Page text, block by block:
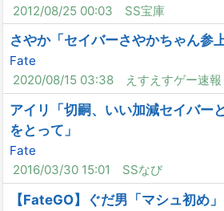
2012/08/25 00:03
SS宝庫
さやか「セイバーさやかちゃん参
Fate
2020/08/15 03:38
えすえすゲー速報
アイリ「切嗣、いい加減セイバー
をとって」
Fate
2016/03/30 15:01
SSなび
【FateGO】ぐだ男「マシュ初め」